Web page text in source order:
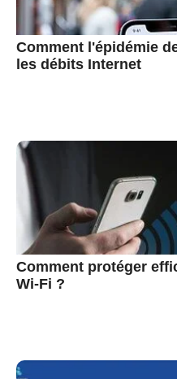
Comment l'épidémie
les débits Internet
Comment protéger
Wi-Fi ?